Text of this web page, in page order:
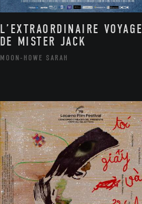
L’EXTRAORDINAIRE VOYAGE
DE MISTER JACK
MOON-HOWE SARAH